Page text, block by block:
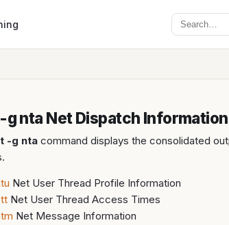
g nta Net Dispatch Information
-g nta command displays the consolidated
Net User Thread Profile Information
Net User Thread Access Times
Net Message Information